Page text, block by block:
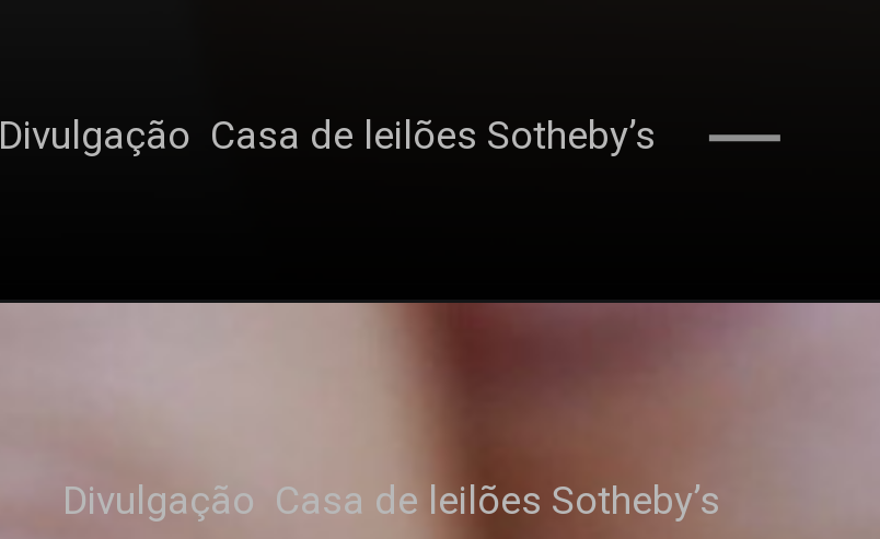
Divulgação  Casa de leilões Sotheby’s
Divulgação  Casa de leilões Sotheby’s